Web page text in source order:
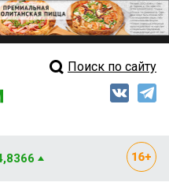
Свежий выпускПоиск по сайту